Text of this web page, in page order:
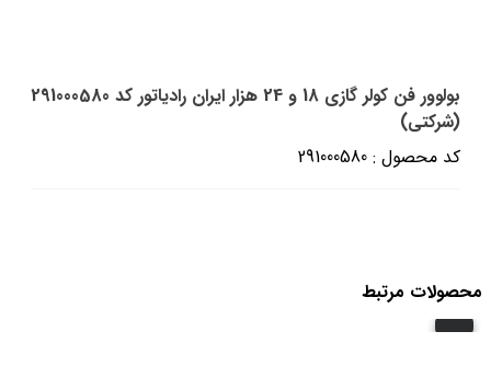
بولوور فن کولر گازی 18 و 24 هزار ایران رادیاتور کد 291000580
(شرکتی)
کد محصول : 291000580
محصولات مرتبط